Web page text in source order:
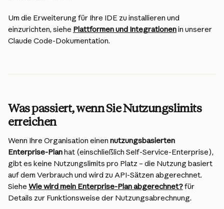
Um die Erweiterung für Ihre IDE zu installieren und
einzurichten, siehe Plattformen und Integrationen in unserer
Claude Code-Dokumentation.
Was passiert, wenn Sie Nutzungslimits
erreichen
Wenn Ihre Organisation einen nutzungsbasierten
Enterprise-Plan hat (einschließlich Self-Service-Enterprise),
gibt es keine Nutzungslimits pro Platz – die Nutzung basiert
auf dem Verbrauch und wird zu API-Sätzen abgerechnet.
Siehe Wie wird mein Enterprise-Plan abgerechnet? für
Details zur Funktionsweise der Nutzungsabrechnung.